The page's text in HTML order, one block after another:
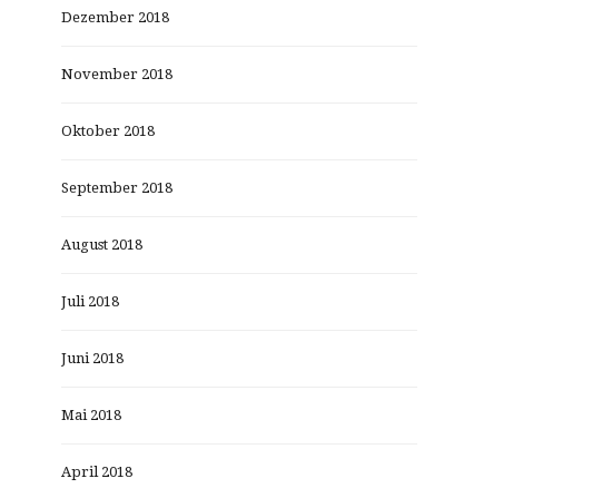
Dezember 2018
November 2018
Oktober 2018
September 2018
August 2018
Juli 2018
Juni 2018
Mai 2018
April 2018